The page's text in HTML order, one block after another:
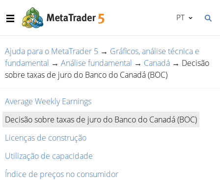
PT
Ajuda para o MetaTrader 5 → Gráficos, análise técnica e
fundamental → Análise fundamental → Canadá → Decisão
sobre taxas de juro do Banco do Canadá (BOC)
Average Weekly Earnings
Decisão sobre taxas de juro do Banco do Canadá (BOC)
Licenças de construção
Utilização de capacidade
Índice de preços no consumidor